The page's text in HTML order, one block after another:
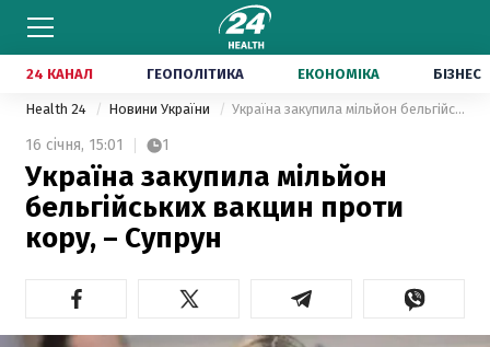
24 КАНАЛ ГЕОПОЛІТИКА ЕКОНОМІКА БІЗНЕС
Health 24 Новини України Україна закупила мільйон бельгійських вакцин проти кору, – Супрун
16 січня, 15:01 1
Україна закупила мільйон
бельгійських вакцин проти
кору, – Супрун